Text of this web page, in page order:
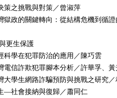
之挑戰與對策／曾淑萍
政的關鍵轉向：從結構危機到循證
更生保護
學在犯罪防治的應用／陳巧雲
信詐欺犯罪腳本分析／許華孚、黃
學生網路詐騙預防與挑戰之研究／
社會接納與復歸／蕭同仁